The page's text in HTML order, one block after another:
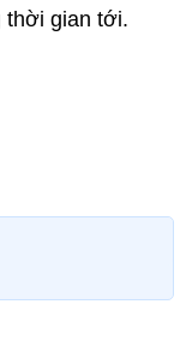
thời gian tới.